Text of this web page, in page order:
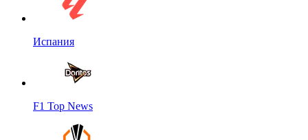
Испания
F1 Top News